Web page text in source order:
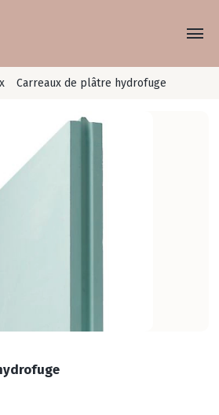
Explorer
Concept
Je recycle
Carreaux de plâtre hydrofuge